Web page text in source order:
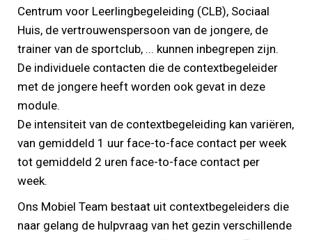
Centrum voor Leerlingbegeleiding (CLB), Sociaal
Huis, de vertrouwenspersoon van de jongere, de
trainer van de sportclub, ... kunnen inbegrepen zijn.
De individuele contacten die de contextbegeleider
met de jongere heeft worden ook gevat in deze
module.
De intensiteit van de contextbegeleiding kan variëren,
van gemiddeld 1 uur face-to-face contact per week
tot gemiddeld 2 uren face-to-face contact per
week.
Ons Mobiel Team bestaat uit contextbegeleiders die
naar gelang de hulpvraag van het gezin verschillende